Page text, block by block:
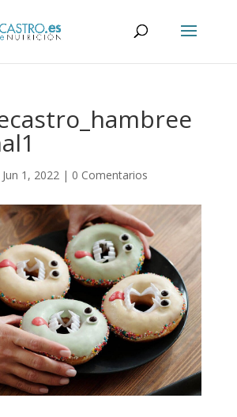
Jun 1, 2022| 0 Comentarios